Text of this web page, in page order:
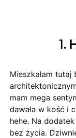
1.
Mieszkałam
mam mega
dawała w kość i
hehe. Na
bez życia.